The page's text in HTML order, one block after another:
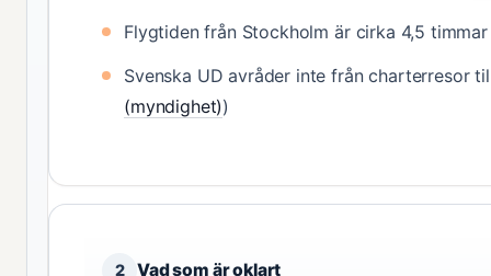
Flygtiden från Stockholm är cirka 4,5
Svenska UD avråder inte från charterresor
(myndighet))
2 Vad som är oklart